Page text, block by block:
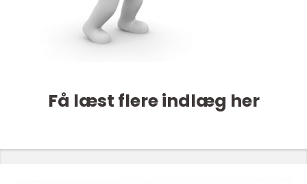
Få læst flere indlæg her